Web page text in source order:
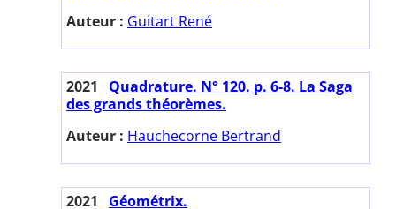
Auteur : Guitart René
2021
Quadrature. N° 120. p. 6-8. La Saga
des grands théorèmes.
Auteur : Hauchecorne Bertrand
2021
Géométrix.